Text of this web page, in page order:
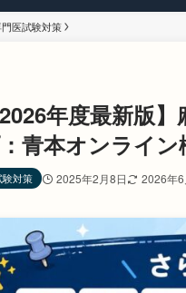
医試験対策
2026年度最新版
青本オンライン
験対策 2025年2月8日 2026年6